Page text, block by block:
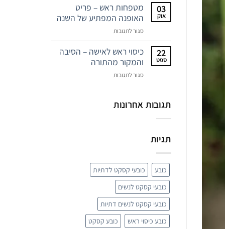
של
הקטנטנות!
מטפחות
בסגנונות
שונים
03
אוק
מטפחות ראש – פריט
האופנה המפתיע של השנה
סגור לתגובותעל
ראש
–
האופנה
השנה
22
ספט
כיסוי ראש לאישה – הסיבה
והמקור מהתורה
סגור לתגובותעל
תגובות אחרונות
תגיות
כובע
כובעי קסקט לדתיות
כובעי קסקט לנשים
כובעי קסקט לנשים דתיות
כובע כיסוי ראש
כובע קסקט